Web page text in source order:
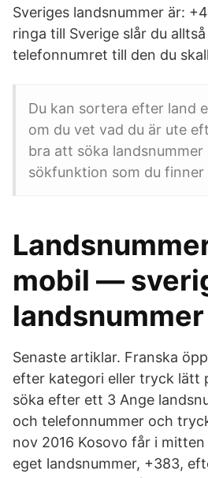
Sveriges landsnummer är:
ringa till Sverige slår du
telefonnumret till den du
Du kan sortera efter land
om du vet vad du är ute
bra att söka landsnummer
sökfunktion som du finner
mobil —
Senaste artiklar. Franska
efter kategori eller tryck lätt
söka efter ett 3 Ange
och telefonnummer och
nov 2016 Kosovo får i
eget landsnummer, +383,